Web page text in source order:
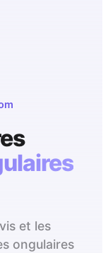
et les
ongulaires